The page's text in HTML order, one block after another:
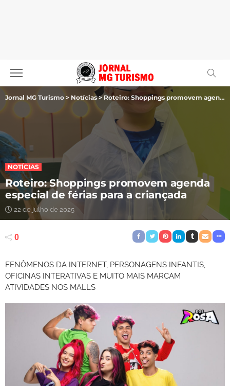
Jornal MG Turismo > Notícias> Roteiro: Shoppings promovem agenda especial de férias para a criançada
NOTÍCIAS
Roteiro: Shoppings promovem agenda
especial de férias para a criançada
22 de julho de 2025
0
FENÔMENOS DA INTERNET, PERSONAGENS INFANTIS,
OFICINAS INTERATIVAS E MUITO MAIS MARCAM
ATIVIDADES NOS MALLS